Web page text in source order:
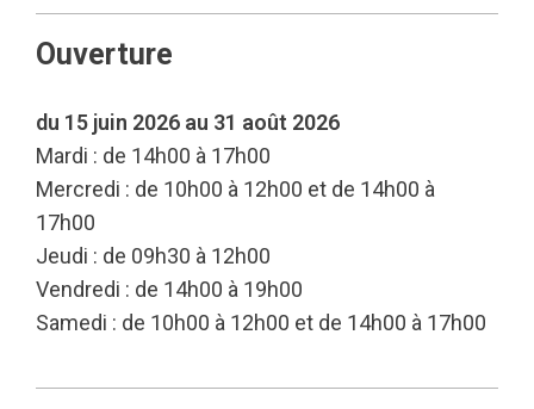
Ouverture
du 15 juin 2026 au 31 août 2026
Mardi : de 14h00 à 17h00
Mercredi : de 10h00 à 12h00 et de 14h00 à
17h00
Jeudi : de 09h30 à 12h00
Vendredi : de 14h00 à 19h00
Samedi : de 10h00 à 12h00 et de 14h00 à 17h00